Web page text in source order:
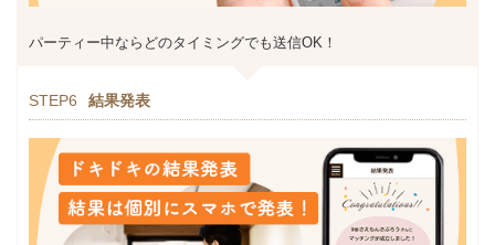
パーティー中ならどのタイミングでも送信OK！
STEP6 結果発表